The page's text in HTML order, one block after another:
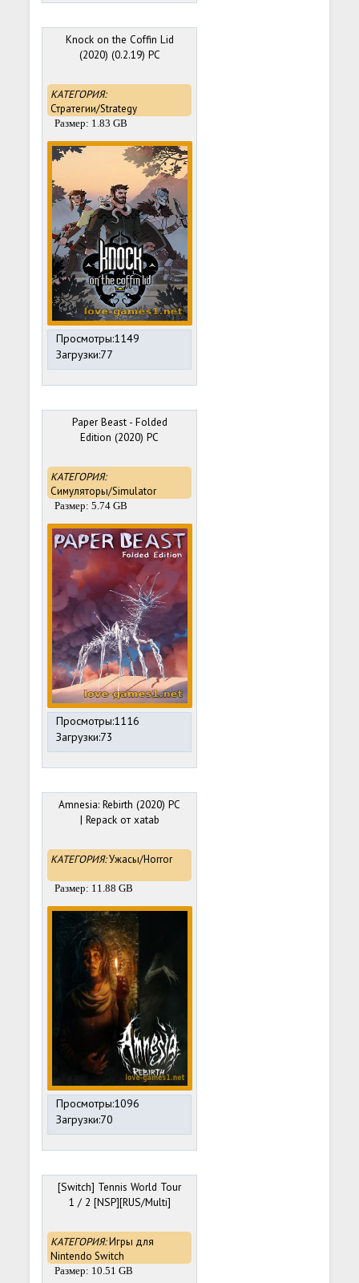
Knock on the Coffin Lid
(2020) (0.2.19) PC
КАТЕГОРИЯ:
Стратегии/Strategy
Размер: 1.83 GB
Просмотры:1149
Загрузки:77
Paper Beast - Folded
Edition (2020) PC
КАТЕГОРИЯ:
Симуляторы/Simulator
Размер: 5.74 GB
Просмотры:1116
Загрузки:73
Amnesia: Rebirth (2020) PC
| Repack от xatab
КАТЕГОРИЯ:Ужасы/Horror
Размер: 11.88 GB
Просмотры:1096
Загрузки:70
[Switch] Tennis World Tour
1 / 2 [NSP][RUS/Multi]
КАТЕГОРИЯ:Игры для
Nintendo Switch
Размер: 10.51 GB